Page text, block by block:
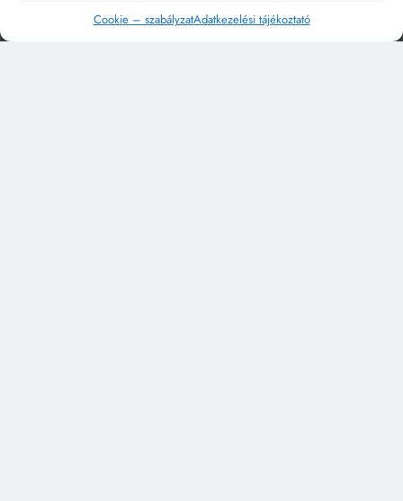
Cookie – szabályzatAdatkezelési tájékoztató